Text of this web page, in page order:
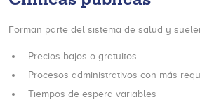
Forman parte del sistema de salud y
Precios bajos o gratuitos
Procesos administrativos con más
Tiempos de espera variables